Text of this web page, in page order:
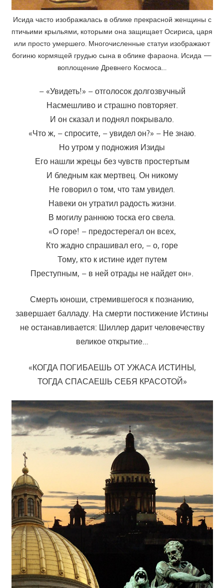
Исида часто изображалась в облике прекрасной женщины с
птичьими крыльями, которыми она защищает Осириса, царя
или просто умершего. Многочисленные статуи изображают
богиню кормящей грудью сына в облике фараона. Исида —
воплощение Древнего Космоса…
– «Увидеть!» – отголосок долгозвучный
Насмешливо и страшно повторяет.
И он сказал и поднял покрывало.
«Что ж, – спросите, – увидел он?» – Не знаю.
Но утром у подножия Изиды
Его нашли жрецы без чувств простертым
И бледным как мертвец. Он никому
Не говорил о том, что там увидел.
Навеки он утратил радость жизни.
В могилу раннюю тоска его свела.
«О горе! – предостерегал он всех,
Кто жадно спрашивал его, – о, горе
Тому, кто к истине идет путем
Преступным, – в ней отрады не найдет он».
Смерть юноши, стремившегося к познанию,
завершает балладу. На смерти постижение Истины
не останавливается: Шиллер дарит человечеству
великое открытие…
«КОГДА ПОГИБАЕШЬ ОТ УЖАСА ИСТИНЫ,
ТОГДА СПАСАЕШЬ СЕБЯ КРАСОТОЙ»